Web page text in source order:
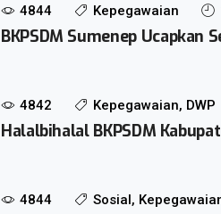
4844 Kepegawaian
BKPSDM Sumenep
4842 Kepegawaian, DWP
Halalbihalal BKPSDM
4844 Sosial,